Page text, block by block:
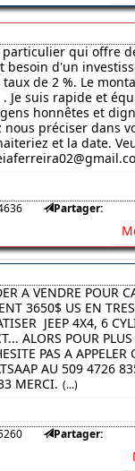
particulier qui offre
besoin d'un
de 2 %. Le
. Je suis rapide et
honnêtes et
nous préciser dans
et la date.
Partager:
A VENDRE POUR
3650$ US EN
JEEP 4X4, 6
ALORS POUR PLUS
PAS A APPELER
AU 509 4726
MERCI. (...)
Partager: